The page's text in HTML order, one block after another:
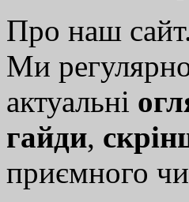
Про наш
Ми
актуальні
гайди,
приємного